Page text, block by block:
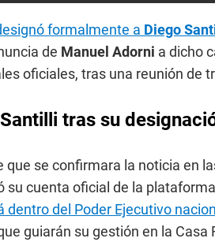
formalmente a Diego
de Manuel Adorni a dicho
oficiales, tras una reunión de
tras su
que se confirmara la noticia en
su cuenta oficial de la
del Poder Ejecutivo
guiarán su gestión en la Casa